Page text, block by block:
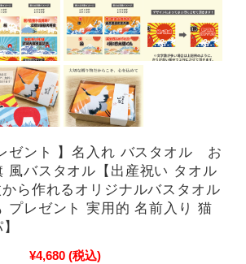
ゼント 】名入れ バスタオル お
風バスタオル【出産祝い タオル
ら作れるオリジナルバスタオル
プレゼント 実用的 名前入り 猫
¥4,680 (税込)